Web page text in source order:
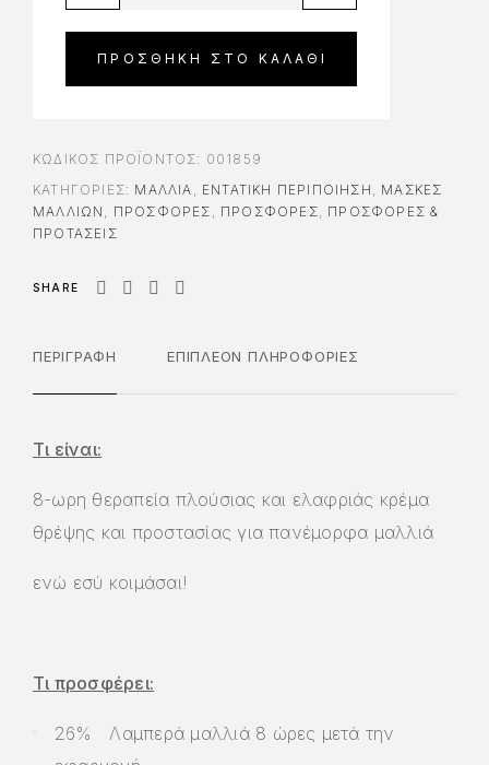
ΠΡΟΣΘΉΚΗ ΣΤΟ ΚΑΛΆΘΙ
ΚΩΔΙΚΌΣ ΠΡΟΪΌΝΤΟΣ: 001859
ΚΑΤΗΓΟΡΊΕΣ: ΜΑΛΛΙΑ ΕΝΤΑΤΙΚΉ ΠΕΡΙΠΟΊΗΣΗ
ΜΆΣΚΕΣ
ΜΑΛΛΙΏΝ
ΠΡΟΣΦΟΡΈΣ ΠΡΟΣΦΟΡΈΣ
ΠΡΟΣΦΟΡΕΣ &
ΠΡΟΤΑΣΕΙΣ
SHARE
ΠΕΡΙΓΡΑΦΉ ΕΠΙΠΛΈΟΝ ΠΛΗΡΟΦΟΡΊΕΣ
Τι είναι:
8-ωρη θεραπεία πλούσιας και ελαφριάς κρέμα
θρέψης και προστασίας για πανέμορφα μαλλιά
ενώ εσύ κοιμάσαι!
Τι προσφέρει:
26% Λαμπερά μαλλιά 8 ώρες μετά την